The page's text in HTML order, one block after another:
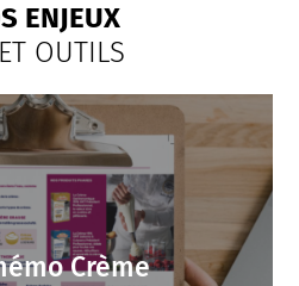
ENJEUX
OUTILS
Crème